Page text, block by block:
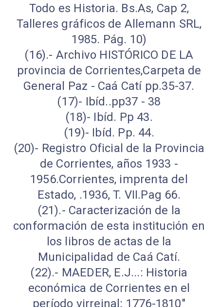
Todo es Historia. Bs.As, Cap 2,
Talleres gráficos de Allemann SRL,
1985. Pág. 10)
(16).- Archivo HISTÓRICO DE LA
provincia de Corrientes,Carpeta de
General Paz - Caá Catí pp.35-37.
(17)- Ibíd..pp37 - 38
(18)- Ibíd. Pp 43.
(19)- Ibíd. Pp. 44.
(20)- Registro Oficial de la Provincia
de Corrientes, años 1933 -
1956.Corrientes, imprenta del
Estado, .1936, T. VII.Pag 66.
(21).- Caracterización de la
conformación de esta institución en
los libros de actas de la
Municipalidad de Caá Catí.
(22).- MAEDER, E.J...: Historia
económica de Corrientes en el
período virreinal: 1776-1810"